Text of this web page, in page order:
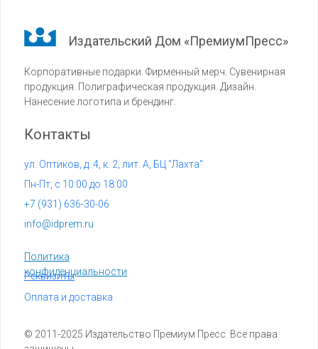
© 2011-2025 Издательство Премиум Пресс. Все права
Издательский Дом «ПремиумПресс»
Корпоративные подарки. Фирменный мерч. Сувенирная
продукция. Полиграфическая продукция. Дизайн.
Нанесение логотипа и брендинг.
info@idprem.ru
Контакты
Политика
конфиденциальности
+7 (931) 636-30-06
Реквизиты
ул. Оптиков, д. 4, к. 2, лит. А, БЦ "Лахта"
Оплата и доставка
Пн-Пт, с 10:00 до 18:00